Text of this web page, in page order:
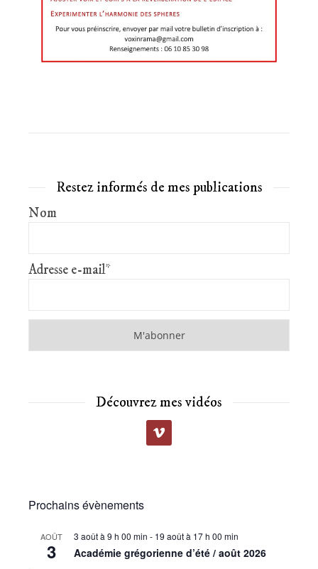
Restez informés de mes publications
Nom
Adresse e-mail*
Découvrez mes vidéos
Prochains évènements
AOÛT
3
3 août à 9 h 00 min - 19 août à 17 h 00 min
Académie grégorienne d’été / août 2026